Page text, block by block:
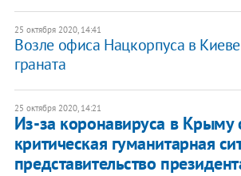
25 октября 2020, 14:41
Возле офиса Нацкорпуса в
граната
25 октября 2020, 14:21
Из-за коронавируса в Крыму
критическая гуманитарная
представительство